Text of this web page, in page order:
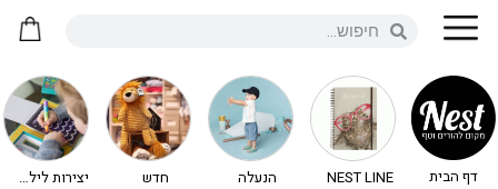
דף הבית NEST LINE הנעלה חדש יצירות לילדים - יצירה לילדים